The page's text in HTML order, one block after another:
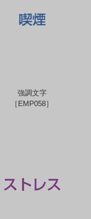
強調文字
［EMP058］